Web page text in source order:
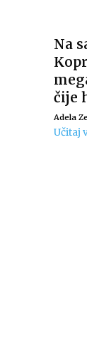
Na
čije
Adela
Učitaj